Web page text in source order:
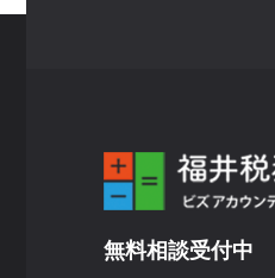
無料相談受付中